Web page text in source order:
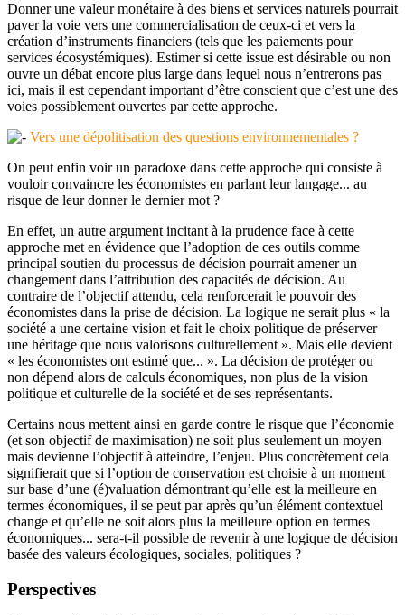
Donner une valeur monétaire à des biens et services naturels pourrait
paver la voie vers une commercialisation de ceux-ci et vers la
création d’instruments financiers (tels que les paiements pour
services écosystémiques). Estimer si cette issue est désirable ou non
ouvre un débat encore plus large dans lequel nous n’entrerons pas
ici, mais il est cependant important d’être conscient que c’est une des
voies possiblement ouvertes par cette approche.
Vers une dépolitisation des questions environnementales ?
On peut enfin voir un paradoxe dans cette approche qui consiste à
vouloir convaincre les économistes en parlant leur langage... au
risque de leur donner le dernier mot ?
En effet, un autre argument incitant à la prudence face à cette
approche met en évidence que l’adoption de ces outils comme
principal soutien du processus de décision pourrait amener un
changement dans l’attribution des capacités de décision. Au
contraire de l’objectif attendu, cela renforcerait le pouvoir des
économistes dans la prise de décision. La logique ne serait plus « la
société a une certaine vision et fait le choix politique de préserver
une héritage que nous valorisons culturellement ». Mais elle devient
« les économistes ont estimé que... ». La décision de protéger ou
non dépend alors de calculs économiques, non plus de la vision
politique et culturelle de la société et de ses représentants.
Certains nous mettent ainsi en garde contre le risque que l’économie
(et son objectif de maximisation) ne soit plus seulement un moyen
mais devienne l’objectif à atteindre, l’enjeu. Plus concrètement cela
signifierait que si l’option de conservation est choisie à un moment
sur base d’une (é)valuation démontrant qu’elle est la meilleure en
termes économiques, il se peut par après qu’un élément contextuel
change et qu’elle ne soit alors plus la meilleure option en termes
économiques... sera-t-il possible de revenir à une logique de décision
basée des valeurs écologiques, sociales, politiques ?
Perspectives